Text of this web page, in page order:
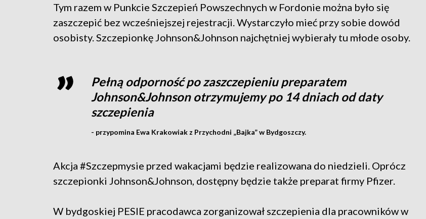
Tym razem w Punkcie Szczepień Powszechnych w Fordonie można było się
zaszczepić bez wcześniejszej rejestracji. Wystarczyło mieć przy sobie dowód
osobisty. Szczepionkę Johnson&Johnson najchętniej wybierały tu młode osoby.
Pełną odporność po zaszczepieniu preparatem
Johnson&Johnson otrzymujemy po 14 dniach od daty
szczepienia
- przypomina Ewa Krakowiak z Przychodni „Bajka” w Bydgoszczy.
Akcja #Szczepmysie przed wakacjami będzie realizowana do niedzieli. Oprócz
szczepionki Johnson&Johnson, dostępny będzie także preparat firmy Pfizer.
W bydgoskiej PESIE pracodawca zorganizował szczepienia dla pracowników w